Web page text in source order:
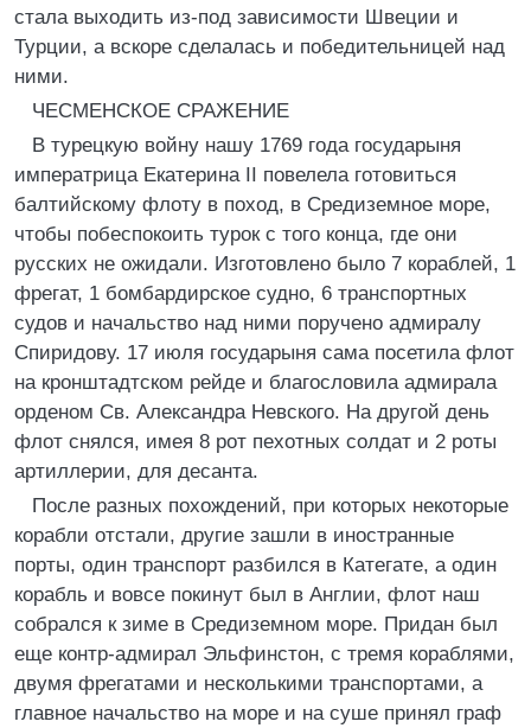
стала выходить из-под зависимости Швеции и
Турции, а вскоре сделалась и победительницей над
ними.
ЧЕСМЕНСКОЕ СРАЖЕНИЕ
В турецкую войну нашу 1769 года государыня
императрица Екатерина II повелела готовиться
балтийскому флоту в поход, в Средиземное море,
чтобы побеспокоить турок с того конца, где они
русских не ожидали. Изготовлено было 7 кораблей, 1
фрегат, 1 бомбардирское судно, 6 транспортных
судов и начальство над ними поручено адмиралу
Спиридову. 17 июля государыня сама посетила флот
на кронштадтском рейде и благословила адмирала
орденом Св. Александра Невского. На другой день
флот снялся, имея 8 рот пехотных солдат и 2 роты
артиллерии, для десанта.
После разных похождений, при которых некоторые
корабли отстали, другие зашли в иностранные
порты, один транспорт разбился в Категате, а один
корабль и вовсе покинут был в Англии, флот наш
собрался к зиме в Средиземном море. Придан был
еще контр-адмирал Эльфинстон, с тремя кораблями,
двумя фрегатами и несколькими транспортами, а
главное начальство на море и на суше принял граф